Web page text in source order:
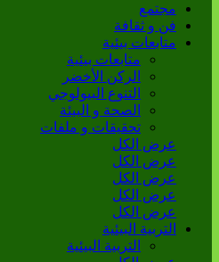
مجتمع
فن و ثقافة
متابعات بيئية
متابعات بيئية
الركن الأخضر
التنوع البيولوجي
الصحة و البيئة
تحقيقات و ملفات
عرض الكل
عرض الكل
عرض الكل
عرض الكل
عرض الكل
التربية البيئية
التربية البيئية